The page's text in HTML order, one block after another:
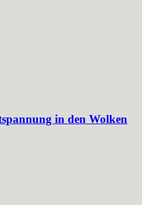
in den Wolken